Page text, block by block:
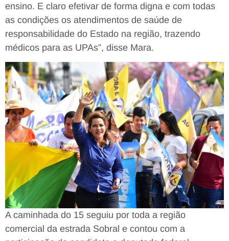
ensino. E claro efetivar de forma digna e com todas
as condições os atendimentos de saúde de
responsabilidade do Estado na região, trazendo
médicos para as UPAs”, disse Mara.
A caminhada do 15 seguiu por toda a região
comercial da estrada Sobral e contou com a